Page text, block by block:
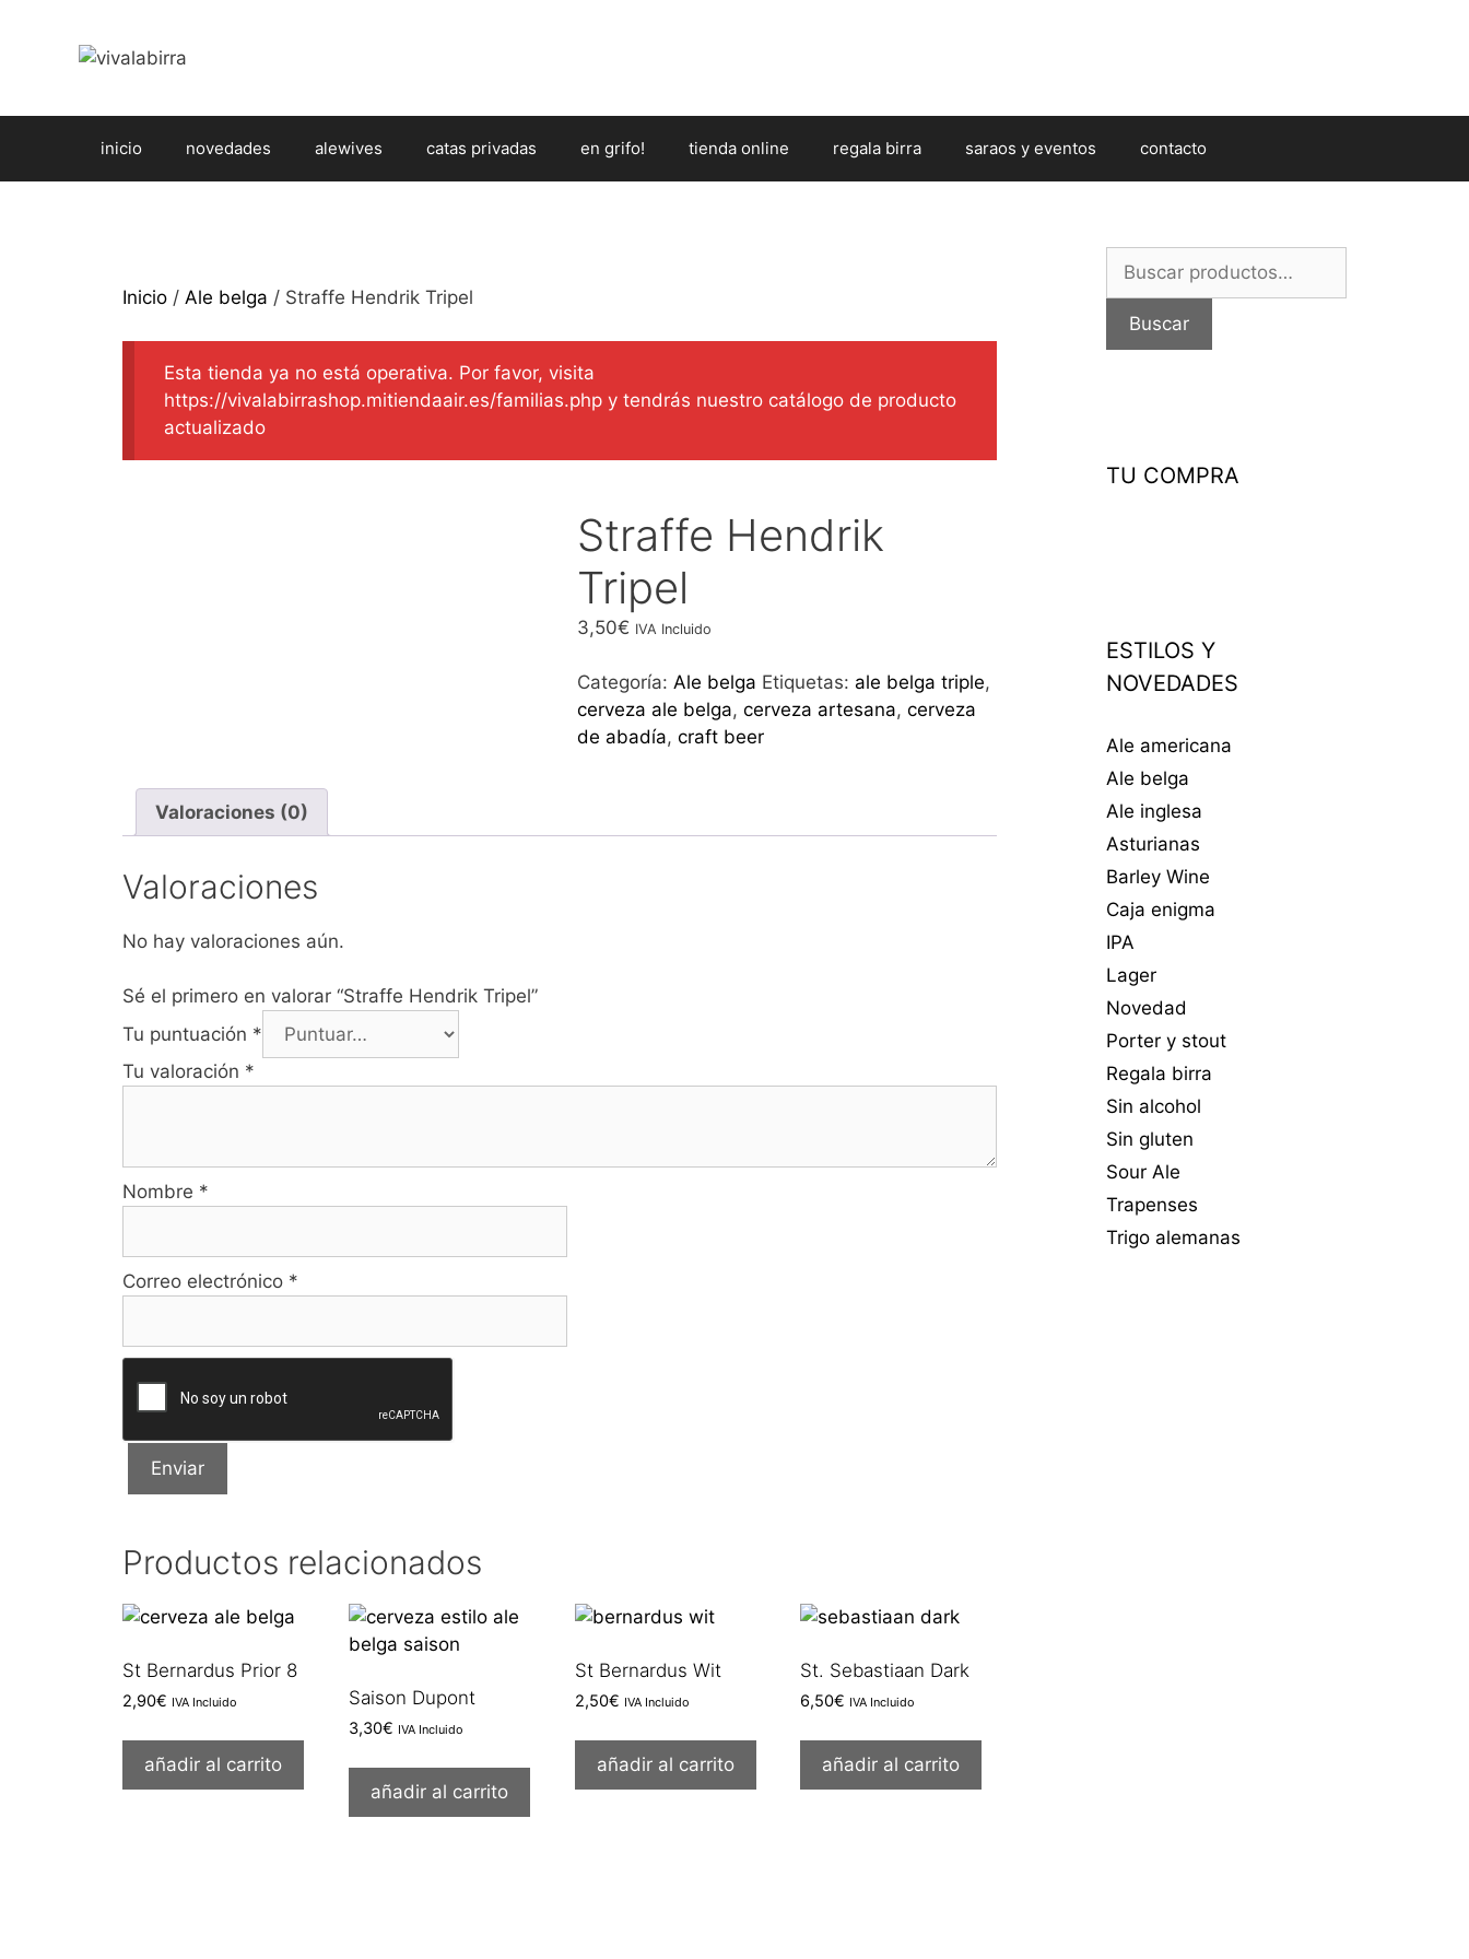
contenido
inicio novedades alewives catas privadas en grifo! tienda online regala birra saraos y eventos contacto
Inicio / Ale belga / Straffe Hendrik Tripel
Esta tienda ya no está operativa. Por favor, visita
https://vivalabirrashop.mitiendaair.es/familias.php y tendrás nuestro catálogo de producto
actualizado
Straffe Hendrik
Tripel
3,50€ IVA Incluido
Categoría: Ale belga Etiquetas: ale belga triple,
cerveza ale belga, cerveza artesana, cerveza
de abadía, craft beer
Valoraciones (0)
Valoraciones
No hay valoraciones aún.
Sé el primero en valorar “Straffe Hendrik Tripel”
Tu puntuación *
Tu valoración *
Nombre *
Correo electrónico *
Productos relacionados
St Bernardus Prior 8
2,90€ IVA Incluido
añadir al carrito
Saison Dupont
3,30€ IVA Incluido
añadir al carrito
St Bernardus Wit
2,50€ IVA Incluido
añadir al carrito
St. Sebastiaan Dark
6,50€ IVA Incluido
añadir al carrito
por:
Buscar
TU COMPRA
ESTILOS Y
NOVEDADES
Ale americana
Ale belga
Ale inglesa
Asturianas
Barley Wine
Caja enigma
IPA
Lager
Novedad
Porter y stout
Regala birra
Sin alcohol
Sin gluten
Sour Ale
Trapenses
Trigo alemanas